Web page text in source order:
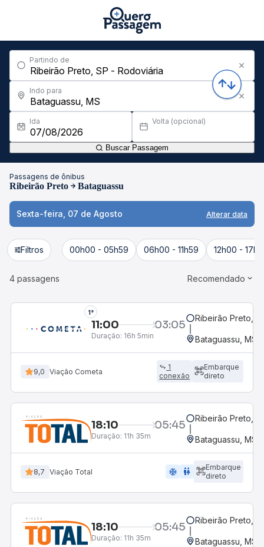
Partindo de
Indo para
Ida Volta (opcional)
Buscar Passagem
Passagens de ônibus
Ribeirão Preto Bataguassu
Sexta-feira, 07 de Agosto Alterar data
Filtros 00h00 - 05h59 06h00 - 11h59 12h00 -
4 passagens Recomendado
1°
11:00 03:05
Duração: 16h 5min
Ribeirão Preto,
Bataguassu, MS
9,0 Viação Cometa
1
conexão
Embarque
direto
18:10 05:45
Duração: 11h 35m
Ribeirão Preto,
Bataguassu, MS
8,7 Viação Total ac_unit wc
Embarque
direto
18:10 05:45
Duração: 11h 35m
Ribeirão Preto,
Bataguassu, MS